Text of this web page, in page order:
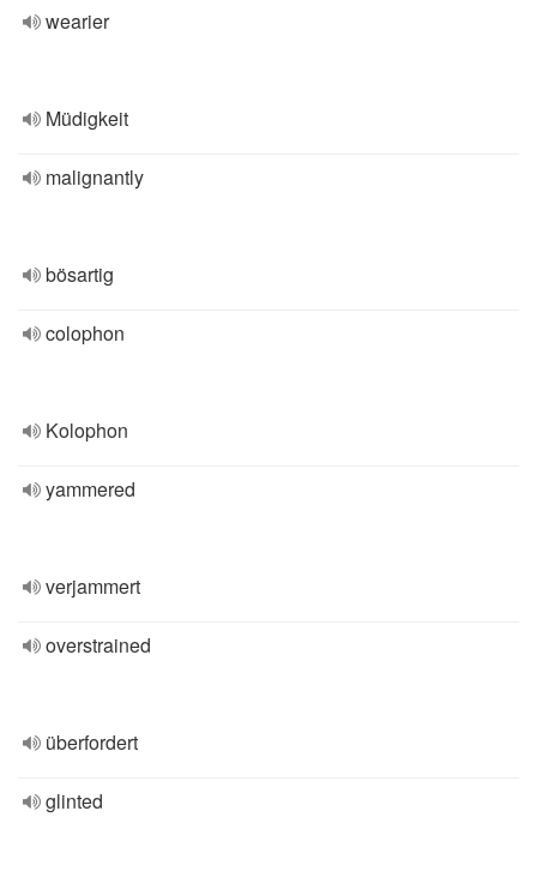
wearier
Müdigkeit
malignantly
bösartig
colophon
Kolophon
yammered
verjammert
overstrained
überfordert
glinted